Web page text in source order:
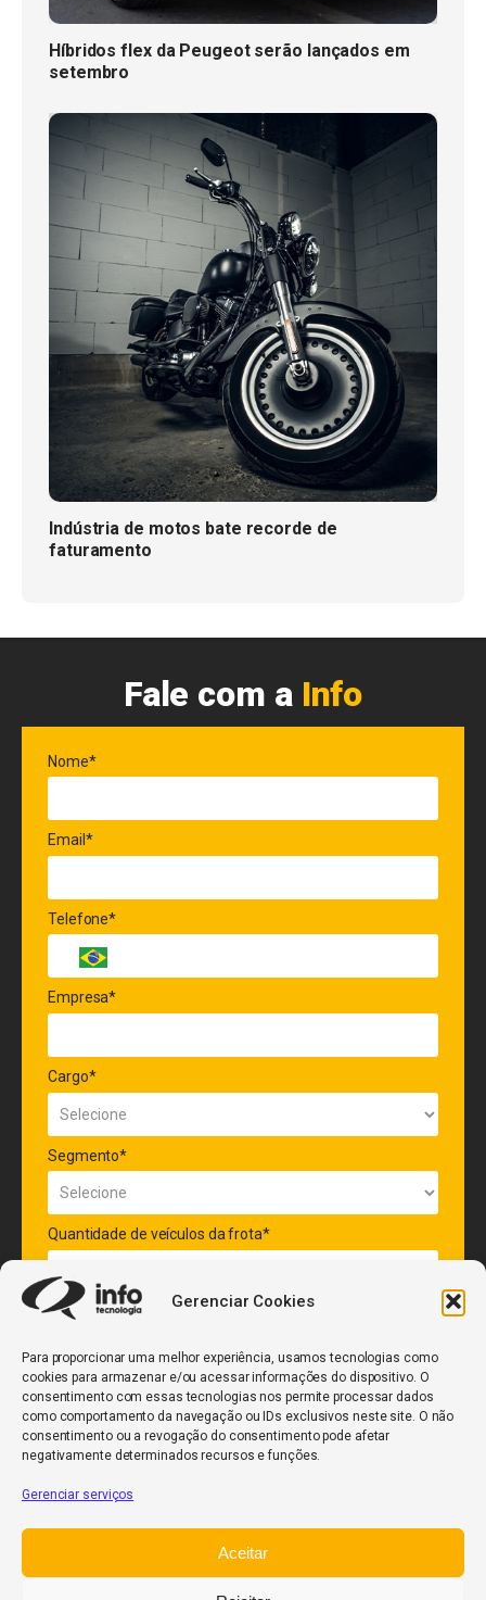
Gerenciar Cookies
Para proporcionar uma melhor experiência, usamos tecnologias como
cookies para armazenar e/ou acessar informações do dispositivo. O
consentimento com essas tecnologias nos permite processar dados
como comportamento da navegação ou IDs exclusivos neste site. O não
consentimento ou a revogação do consentimento pode afetar
negativamente determinados recursos e funções.
Gerenciar serviços
Aceitar
Híbridos flex da Peugeot serão lançados em
setembro
Indústria de motos bate recorde de
faturamento
Fale com a Info
Nome*
Email*
Telefone*
Empresa*
Cargo*
Segmento*
Quantidade de veículos da frota*
InfoCore
Relatório de Transparência Salarial